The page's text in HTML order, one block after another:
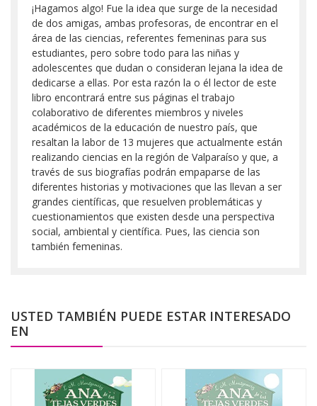
¡Hagamos algo! Fue la idea que surge de la necesidad
de dos amigas, ambas profesoras, de encontrar en el
área de las ciencias, referentes femeninas para sus
estudiantes, pero sobre todo para las niñas y
adolescentes que dudan o consideran lejana la idea de
dedicarse a ellas. Por esta razón la o él lector de este
libro encontrará entre sus páginas el trabajo
colaborativo de diferentes miembros y niveles
académicos de la educación de nuestro país, que
resaltan la labor de 13 mujeres que actualmente están
realizando ciencias en la región de Valparaíso y que, a
través de sus biografías podrán empaparse de las
diferentes historias y motivaciones que las llevan a ser
grandes científicas, que resuelven problemáticas y
cuestionamientos que existen desde una perspectiva
social, ambiental y científica. Pues, las ciencia son
también femeninas.
USTED TAMBIÉN PUEDE ESTAR INTERESADO
EN